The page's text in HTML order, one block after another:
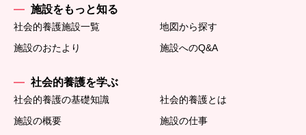
施設をもっと知る
社会的養護施設一覧
地図から探す
施設のおたより
施設へのQ&A
社会的養護を学ぶ
社会的養護の基礎知識
社会的養護とは
施設の概要
施設の仕事